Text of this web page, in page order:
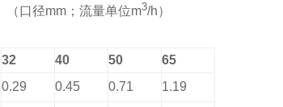
径mm；流量单位m3/h）
32 40 50
65
0.29 0.45 0.71 1.19